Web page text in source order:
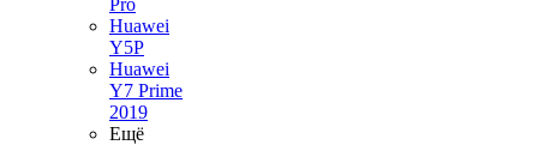
Pro
Huawei
Y5P
Huawei
Y7 Prime
2019
Ещё